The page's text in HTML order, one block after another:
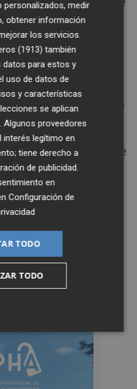
consumidores a
actuales para
para el corazón.
verduras, frutas,
para el
magras pueden
para los que
CARDIOVASCULARES
personalizados, medir
obtener información
los servicios.
(1913) también
datos para estos y
uso de datos de
y características
se aplican
proveedores
interés legítimo en
tiene derecho a
de publicidad.
en
Configuración de
TODO
TODO